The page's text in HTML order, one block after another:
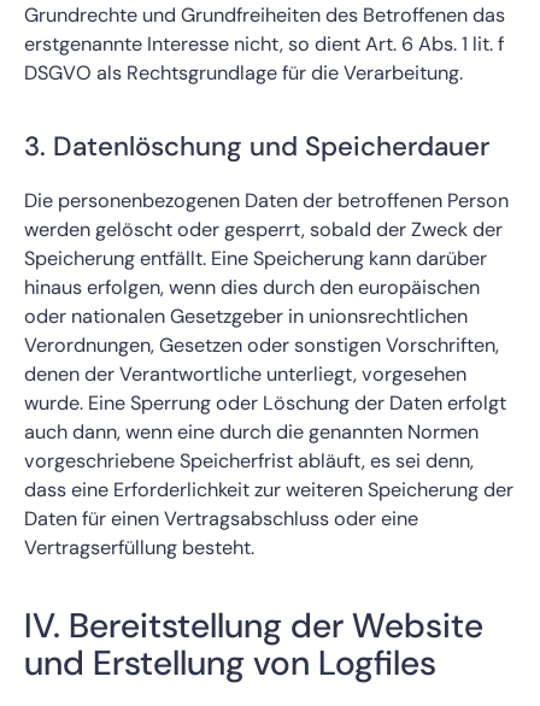
Grundrechte und Grundfreiheiten des Betroffenen das
erstgenannte Interesse nicht, so dient Art. 6 Abs. 1 lit. f
DSGVO als Rechtsgrundlage für die Verarbeitung.
3. Datenlöschung und Speicherdauer
Die personenbezogenen Daten der betroffenen Person
werden gelöscht oder gesperrt, sobald der Zweck der
Speicherung entfällt. Eine Speicherung kann darüber
hinaus erfolgen, wenn dies durch den europäischen
oder nationalen Gesetzgeber in unionsrechtlichen
Verordnungen, Gesetzen oder sonstigen Vorschriften,
denen der Verantwortliche unterliegt, vorgesehen
wurde. Eine Sperrung oder Löschung der Daten erfolgt
auch dann, wenn eine durch die genannten Normen
vorgeschriebene Speicherfrist abläuft, es sei denn,
dass eine Erforderlichkeit zur weiteren Speicherung der
Daten für einen Vertragsabschluss oder eine
Vertragserfüllung besteht.
IV. Bereitstellung der Website
und Erstellung von Logfiles